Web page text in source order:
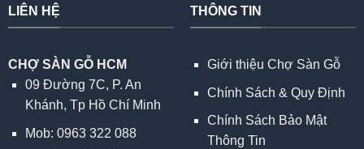
LIÊN HỆ
CHỢ SÀN GỖ HCM
09 Đường 7C, P. An
Khánh, Tp Hồ Chí Minh
Mob: 0963 322 088
THÔNG TIN
Giới thiệu Chợ Sàn Gỗ
Chính Sách & Quy Định
Chính Sách Bảo Mật
Thông Tin